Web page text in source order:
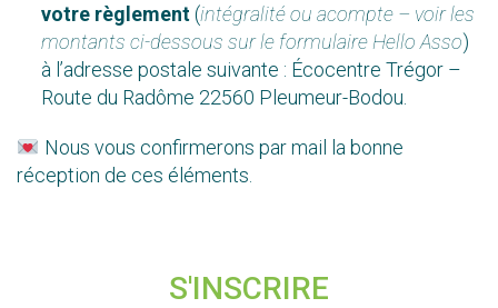
votre règlement(intégralité ou acompte – voir les
montants ci-dessous sur le formulaire Hello Asso)
à l’adresse postale suivante : Écocentre Trégor –
Route du Radôme 22560 Pleumeur-Bodou.
Nous vous confirmerons par mail la bonne
réception de ces éléments.
S'INSCRIRE